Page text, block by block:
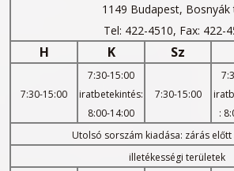
1149 Budapest, Bosnyák
Tel: 422-4510, Fax: 422-
H K Sz
7:30-15:00
7:30-15:00
iratbetekintés:
8:00-14:00
7:30-15:00
:
Utolsó sorszám kiadása: zárás előtt
illetékességi területek